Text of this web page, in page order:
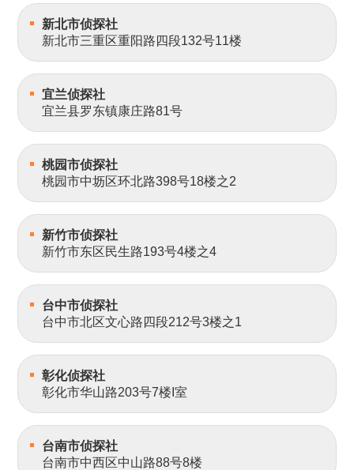
新北市侦探社
新北市三重区重阳路四段132号11楼
宜兰侦探社
宜兰县罗东镇康庄路81号
桃园市侦探社
桃园市中坜区环北路398号18楼之2
新竹市侦探社
新竹市东区民生路193号4楼之4
台中市侦探社
台中市北区文心路四段212号3楼之1
彰化侦探社
彰化市华山路203号7楼I室
台南市侦探社
台南市中西区中山路88号8楼